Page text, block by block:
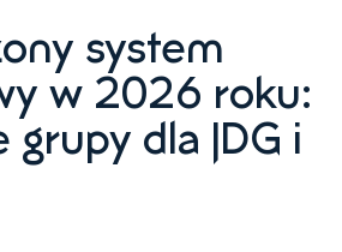
system
w 2026 roku:
grupy dla JDG i